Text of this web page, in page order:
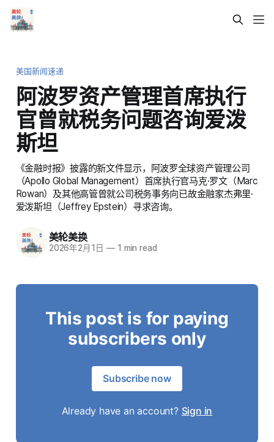
美国新闻速递
阿波罗资产管理首席执行
官曾就税务问题咨询爱泼
斯坦
《金融时报》披露的新文件显示，阿波罗全球资产管理公司
（Apollo Global Management）首席执行官马克·罗文（Marc
Rowan）及其他高管曾就公司税务事务向已故金融家杰弗里·
爱泼斯坦（Jeffrey Epstein）寻求咨询。
美轮美换
2026年2月1日 —1 min read
This post is for paying
subscribers only
Subscribe now
Already have an account? Sign in